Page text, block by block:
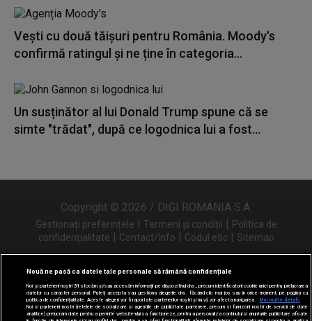
Vești cu două tăișuri pentru România. Moody's
confirmă ratingul și ne ține în categoria...
Un susținător al lui Donald Trump spune că se
simte "trădat", după ce logodnica lui a fost...
Copyright © 2026 / DIGI ROMANIA S.A.
Gestionați preferințele | Termeni și condiții | Politica de
confidențialitate | Contact/Info | Codul etic | Sitemap
Urmărește-ne și pe
Nouă ne pasă ca datele tale personale să rămână confidențiale
Noi și partenerii noștri31 stocăm și/sau accesăm informații pe dispozitivul dvs., precum identificatorii cookie unici pentru prelucrarea
datelor cu caracter personal. Puteți accepta sau gestiona alegerile dvs. făcând clic mai jos sau în orice moment, pe pagina cu
politica de confidențialitate. Aceste alegeri vor fi raportate partenerilor noștri și nu vă vor afecta navigarea.
Mai multe detalii
Noi si partenerii nostri (retelele de socializare si agentiile de publicitate partenere, precum si furnizorii nostri de servicii de date
analitice) prelucram date pentru a permite website-ului sa functioneze, pentru a personaliza continutul si anunturile publicitare afisate